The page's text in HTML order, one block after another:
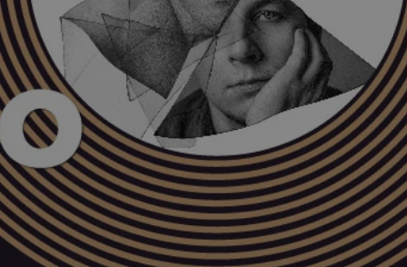
dla ich
dotyczące
polityki i
że ich
w przyszłych
zapewniając, że
a ich dane są
witrynę